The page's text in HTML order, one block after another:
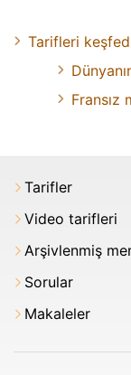
Tarifleri
Fransız
Tarifler
Video tarifleri
Arşivlenmiş
Sorular
Makaleler